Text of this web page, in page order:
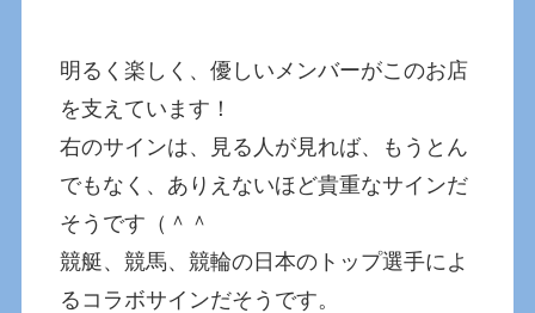
明るく楽しく、優しいメンバーがこのお店
を支えています！
右のサインは、見る人が見れば、もうとん
でもなく、ありえないほど貴重なサインだ
そうです（＾＾
競艇、競馬、競輪の日本のトップ選手によ
るコラボサインだそうです。